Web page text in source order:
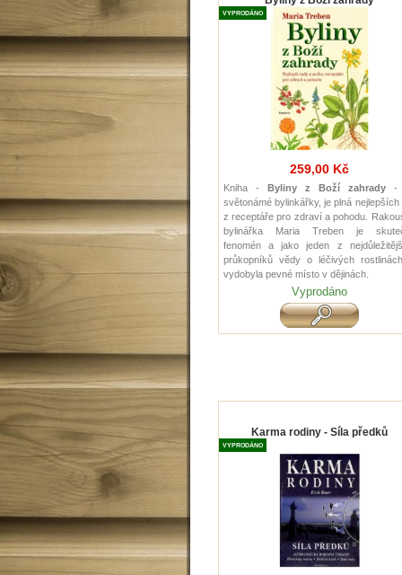
VYPRODÁNO
259,00 Kč
Kniha - Byliny z Boží zahrady-
světonámé bylinkářky, je plná nejlepších
z receptáře pro zdraví a pohodu.
bylinářka Maria Treben je
fenomén a jako jeden z
průkopníků vědy o léčivých
vydobyla pevné místo v dějinách.
Vyprodáno
Karma rodiny - Síla předků
VYPRODÁNO